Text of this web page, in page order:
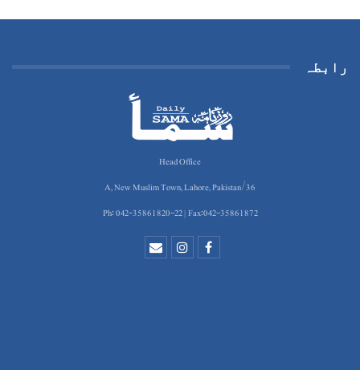
رابطہ
Head Office
36/A, New Muslim Town, Lahore, Pakistan
Ph: 042-35861820-22 | Fax:042-35861872